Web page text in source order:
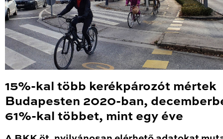
15%-kal több kerékpározót mértek
Budapesten 2020-ban,
61%-kal többet, mint egy éve